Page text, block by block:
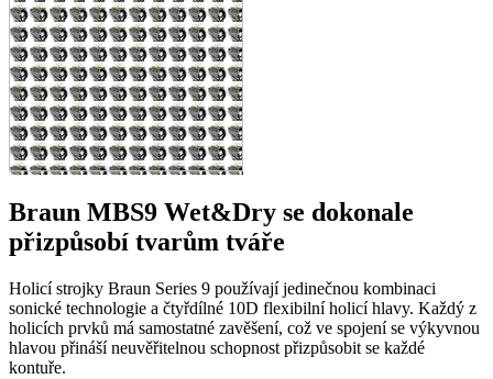
Braun MBS9 Wet&Dry se dokonale
přizpůsobí tvarům tváře
Holicí strojky Braun Series 9 používají jedinečnou kombinaci
sonické technologie a čtyřdílné 10D flexibilní holicí hlavy. Každý z
holicích prvků má samostatné zavěšení, což ve spojení se výkyvnou
hlavou přináší neuvěřitelnou schopnost přizpůsobit se každé
kontuře.